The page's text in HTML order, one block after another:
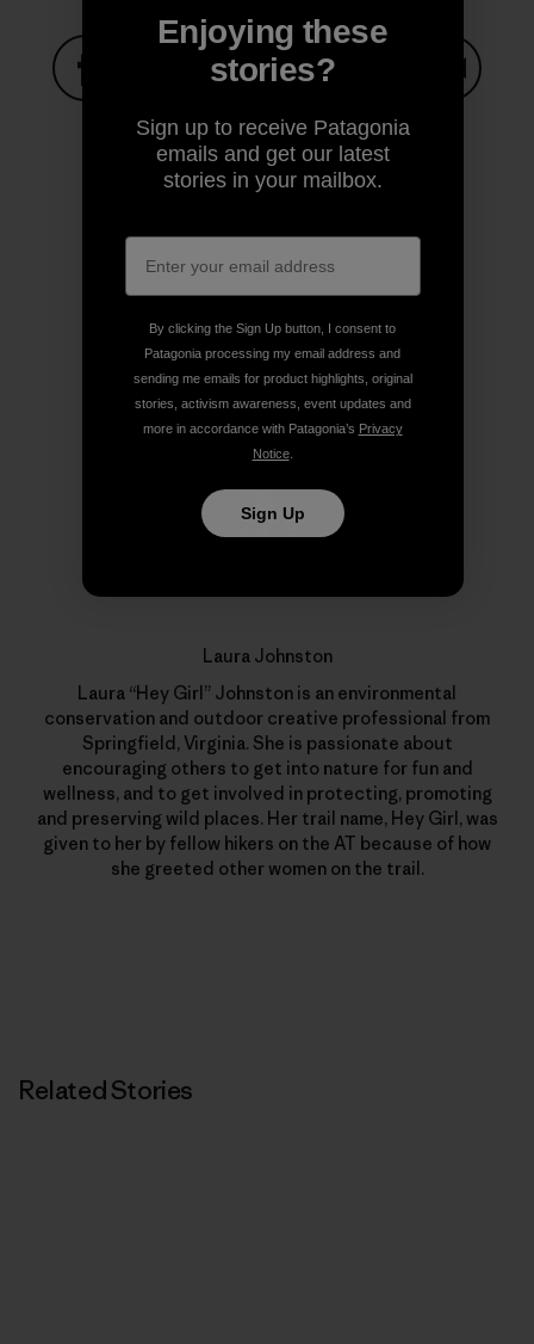
Share on FacebookShare on PinterestShare on TwitterShare on LinkedIn
Author Profile
Laura Johnston
Laura “Hey Girl” Johnston is an environmental
conservation and outdoor creative professional from
Springfield, Virginia. She is passionate about
encouraging others to get into nature for fun and
wellness, and to get involved in protecting, promoting
and preserving wild places. Her trail name, Hey Girl, was
given to her by fellow hikers on the AT because of how
she greeted other women on the trail.
Related Stories
Enjoying these
stories?
Sign up to receive Patagonia
emails and get our latest
stories in your mailbox.
By clicking the Sign Up button, I consent to
Patagonia processing my email address and
sending me emails for product highlights, original
stories, activism awareness, event updates and
more in accordance with Patagonia’s Privacy
Notice.
Sign Up